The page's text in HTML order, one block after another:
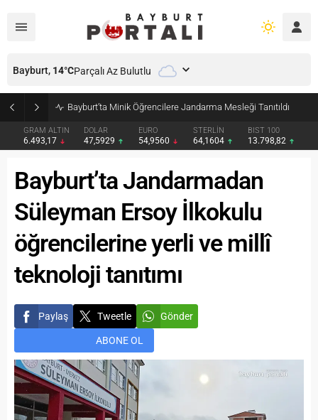
Bayburt’ta Minik Öğrencilere Jandarma Mesleği Tanıtıldı
GRAM ALTIN
6.493,17
DOLAR
47,5929
EURO
54,9560
STERLİN
64,1604
BIST 100
13.798,82
Bayburt, 14°CParçalı Az Bulutlu
Bayburt’ta Jandarmadan
Süleyman Ersoy İlkokulu
öğrencilerine yerli ve millî
teknoloji tanıtımı
Paylaş Tweetle Gönder
ABONE OL